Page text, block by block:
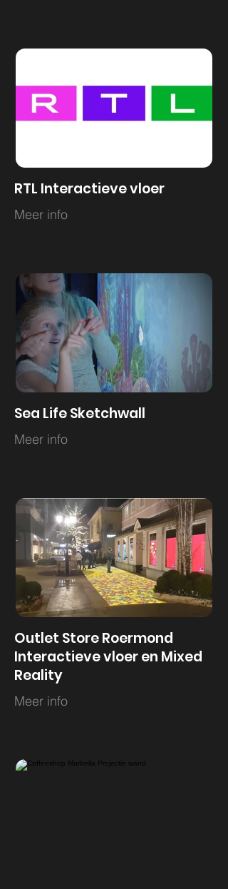
RTL Interactieve vloer
Meer info
Sea Life Sketchwall
Meer info
Outlet Store Roermond
Interactieve vloer en Mixed
Reality
Meer info